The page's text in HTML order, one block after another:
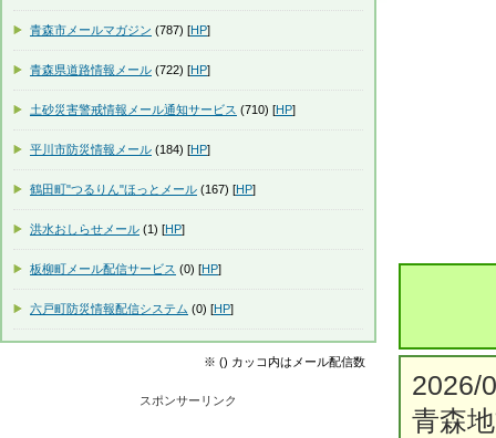
2026/
青森
青森市メールマガジン (787) [HP]
青森県道路情報メール (722) [HP]
土砂災害警戒情報メール通知サービス (710) [HP]
平川市防災情報メール (184) [HP]
鶴田町"つるりん"ほっとメール (167) [HP]
洪水おしらせメール (1) [HP]
板柳町メール配信サービス (0) [HP]
六戸町防災情報配信システム (0) [HP]
※ () カッコ内はメール配信数
スポンサーリンク